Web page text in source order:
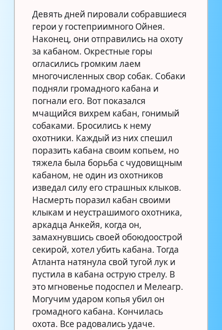
Девять дней пировали собравшиеся
герои у гостеприимного Ойнея.
Наконец, они отправились на охоту
за кабаном. Окрестные горы
огласились громким лаем
многочисленных свор собак. Собаки
подняли громадного кабана и
погнали его. Вот показался
мчащийся вихрем кабан, гонимый
собаками. Бросились к нему
охотники. Каждый из них спешил
поразить кабана своим копьем, но
тяжела была борьба с чудовищным
кабаном, не один из охотников
изведал силу его страшных клыков.
Насмерть поразил кабан своими
клыкам и неустрашимого охотника,
аркадца Анкейя, когда он,
замахнувшись своей обоюдоострой
секирой, хотел убить кабана. Тогда
Атланта натянула свой тугой лук и
пустила в кабана острую стрелу. В
это мгновенье подоспел и Мелеагр.
Могучим ударом копья убил он
громадного кабана. Кончилась
охота. Все радовались удаче.